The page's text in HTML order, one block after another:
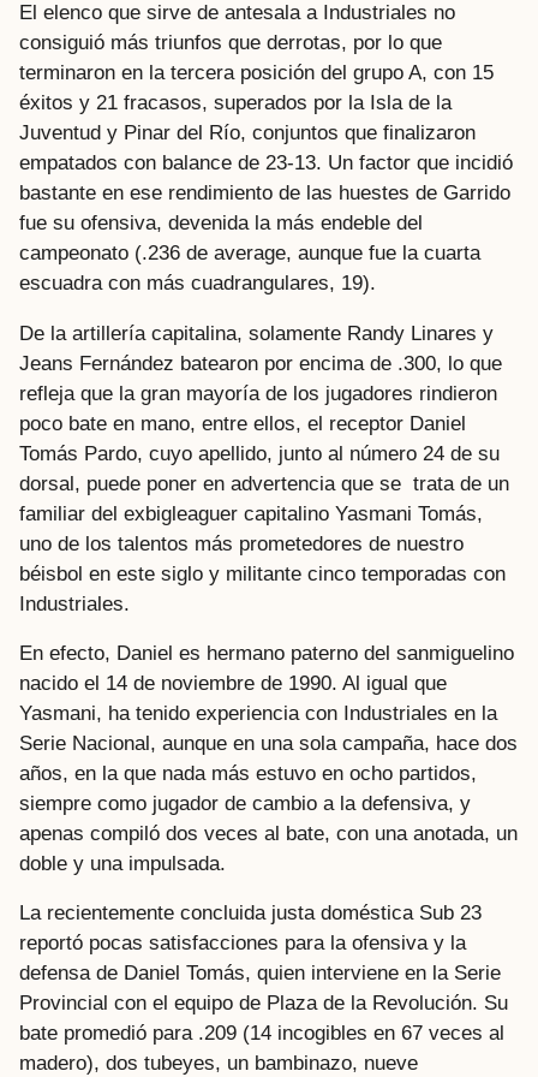
El elenco que sirve de antesala a Industriales no
consiguió más triunfos que derrotas, por lo que
terminaron en la tercera posición del grupo A, con 15
éxitos y 21 fracasos, superados por la Isla de la
Juventud y Pinar del Río, conjuntos que finalizaron
empatados con balance de 23-13. Un factor que incidió
bastante en ese rendimiento de las huestes de Garrido
fue su ofensiva, devenida la más endeble del
campeonato (.236 de average, aunque fue la cuarta
escuadra con más cuadrangulares, 19).
De la artillería capitalina, solamente Randy Linares y
Jeans Fernández batearon por encima de .300, lo que
refleja que la gran mayoría de los jugadores rindieron
poco bate en mano, entre ellos, el receptor Daniel
Tomás Pardo, cuyo apellido, junto al número 24 de su
dorsal, puede poner en advertencia que se trata de un
familiar del exbigleaguer capitalino Yasmani Tomás,
uno de los talentos más prometedores de nuestro
béisbol en este siglo y militante cinco temporadas con
Industriales.
En efecto, Daniel es hermano paterno del sanmiguelino
nacido el 14 de noviembre de 1990. Al igual que
Yasmani, ha tenido experiencia con Industriales en la
Serie Nacional, aunque en una sola campaña, hace dos
años, en la que nada más estuvo en ocho partidos,
siempre como jugador de cambio a la defensiva, y
apenas compiló dos veces al bate, con una anotada, un
doble y una impulsada.
La recientemente concluida justa doméstica Sub 23
reportó pocas satisfacciones para la ofensiva y la
defensa de Daniel Tomás, quien interviene en la Serie
Provincial con el equipo de Plaza de la Revolución. Su
bate promedió para .209 (14 incogibles en 67 veces al
madero), dos tubeyes, un bambinazo, nueve